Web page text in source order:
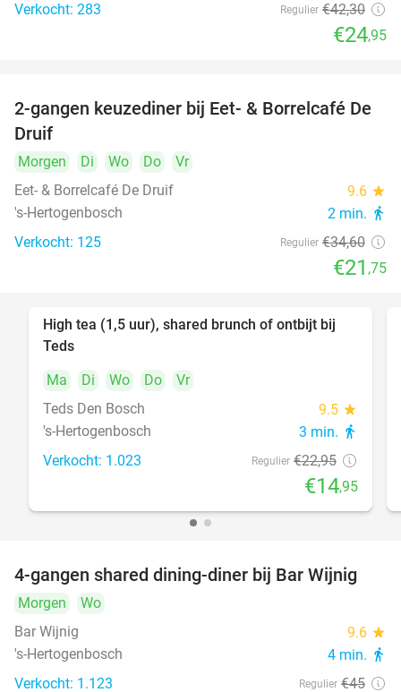
Verkocht: 283 Regulier €42,30
€24,95
37%
2-gangen keuzediner bij Eet- & Borrelcafé De
Druif
Morgen Di Wo Do
Vr
Eet- & Borrelcafé De Druif
9.6 star
's-Hertogenbosch 2 min. directions_walk
Verkocht: 125 Regulier €34,60
€21 ,75
35%
High tea (1,5 uur), shared brunch of ontbijt bij
Teds
Ma
Di Wo Do
Vr
Teds Den Bosch
9.5 star
's-Hertogenbosch 3 min. directions_walk
Verkocht: 1.023 Regulier €22,95
€14,95
45%
4-gangen shared dining-diner bij Bar Wijnig
Morgen
Wo
Bar Wijnig
9.6 star
's-Hertogenbosch 4 min. directions_walk
Verkocht: 1.123 Regulier €45